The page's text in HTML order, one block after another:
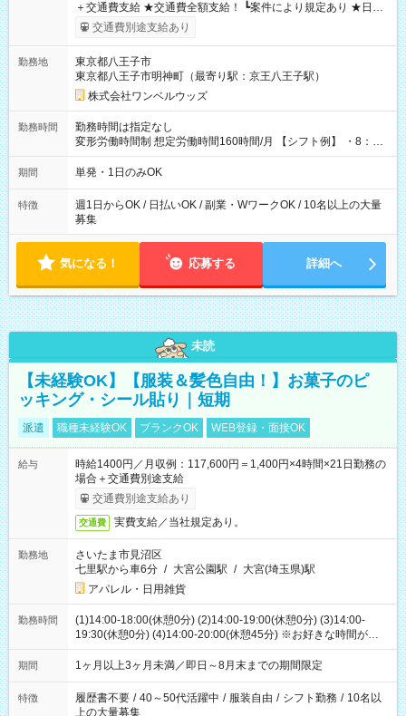
＋交通費支給 ★交通費全額支給！ ┗案件により規定あり ★日払
いOK！（規定あり） ┗働いたその日に現金GET♪ お仕事後はコ
ンビニATMから 日払い分を引き落とせます！ 【試用期間】試
交通費別途支給あり
勤務地
東京都八王子市
東京都八王子市明神町（最寄り駅：京王八王子駅）
株式会社ワンベルウッズ
勤務時間
勤務時間は指定なし
変形労働時間制 想定労働時間160時間/月 【シフト例】 ・8：00
～21：00
期間 単発・1日のみOK
特徴
週1日からOK / 日払いOK / 副業・WワークOK / 10名以上の大量
募集
気になる！ 応募する 詳細へ
未読
【未経験OK】【服装＆髪色自由！】お菓子のピ
ッキング・シール貼り｜短期
派遣 職種未経験OK ブランクOK WEB登録・面接OK
給与
時給1400円／月収例：117,600円＝1,400円×4時間×21日勤務の
場合＋交通費別途支給
交通費別途支給あり
交通費 実費支給／当社規定あり。
勤務地
さいたま市見沼区
七里駅から車6分 / 大宮公園駅 / 大宮(埼玉県)駅
アパレル・日用雑貨
勤務時間
(1)14:00-18:00(休憩0分) (2)14:00-19:00(休憩0分) (3)14:00-
19:30(休憩0分) (4)14:00-20:00(休憩45分) ※お好きな時間が選べ
ます
期間 1ヶ月以上3ヶ月未満／即日～8月末までの期間限定
特徴 履歴書不要 / 40～50代活躍中 / 服装自由 / シフト勤務 / 10名以
上の大量募集